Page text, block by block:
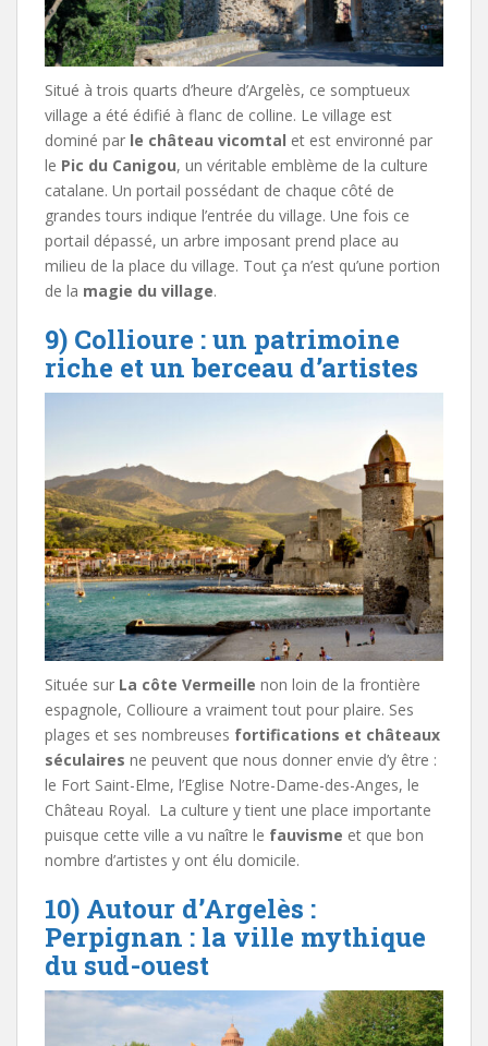
Situé à trois quarts d’heure d’Argelès, ce somptueux
village a été édifié à flanc de colline. Le village est
dominé par le château vicomtal et est environné par
le Pic du Canigou, un véritable emblème de la culture
catalane. Un portail possédant de chaque côté de
grandes tours indique l’entrée du village. Une fois ce
portail dépassé, un arbre imposant prend place au
milieu de la place du village. Tout ça n’est qu’une portion
de la magie du village.
9) Collioure : un patrimoine
riche et un berceau d’artistes
Située sur La côte Vermeille non loin de la frontière
espagnole, Collioure a vraiment tout pour plaire. Ses
plages et ses nombreuses fortifications et châteaux
séculaires ne peuvent que nous donner envie d’y être :
le Fort Saint-Elme, l’Eglise Notre-Dame-des-Anges, le
Château Royal. La culture y tient une place importante
puisque cette ville a vu naître le fauvisme et que bon
nombre d’artistes y ont élu domicile.
10) Autour d’Argelès :
Perpignan : la ville mythique
du sud-ouest